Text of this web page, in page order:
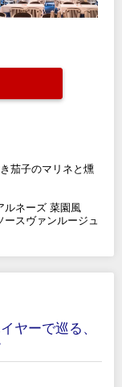
茄子のマリネと燻
ルネーズ 菜園風
ースヴァンルージュ
ヤーで巡る、